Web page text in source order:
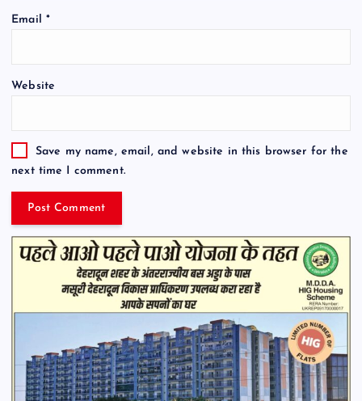
Email *
Website
Save my name, email, and website in this browser for the
next time I comment.